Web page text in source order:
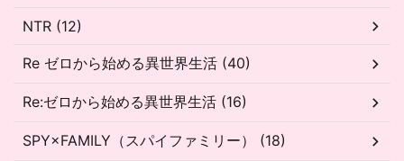
NTR (12)
Re ゼロから始める異世界生活 (40)
Re:ゼロから始める異世界生活 (16)
SPY×FAMILY（スパイファミリー） (18)